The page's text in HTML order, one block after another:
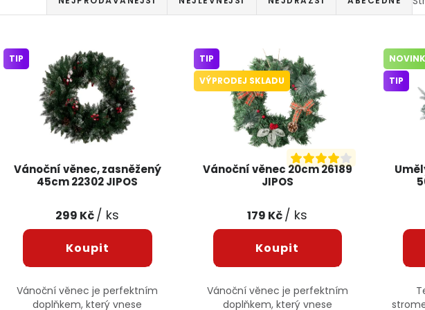
produktů
Vánoční věnec, zasněžený
45cm 22302 JIPOS
TIP
299 Kč/ ks
Vánoční věnec je perfektním
doplňkem, který vnese
Vánoční věnec 20cm 26189
JIPOS
TIP
VÝPRODEJ SKLADU
179 Kč/ ks
Vánoční věnec je perfektním
doplňkem, který vnese
TIP